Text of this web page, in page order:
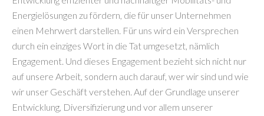
Energielösungen zu fördern, die für unser Unternehmen
einen Mehrwert darstellen. Für uns wird ein Versprechen
durch ein einziges Wort in die Tat umgesetzt, nämlich
Engagement. Und dieses Engagement bezieht sich nicht nur
auf unsere Arbeit, sondern auch darauf, wer wir sind und wie
wir unser Geschäft verstehen. Auf der Grundlage unserer
Entwicklung, Diversifizierung und vor allem unserer